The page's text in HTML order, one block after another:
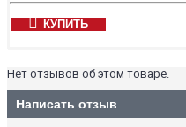
КУПИТЬ
Нет отзывов об этом товаре.
Написать отзыв